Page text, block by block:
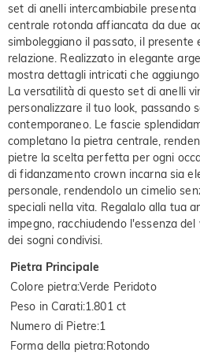
set di anelli intercambiabile
centrale rotonda affiancata da due
simboleggiano il passato, il presente
relazione. Realizzato in elegante
mostra dettagli intricati che
La versatilità di questo set di anelli
personalizzare il tuo look, passando
contemporaneo. Le fascie
completano la pietra centrale,
pietre la scelta perfetta per ogni
di fidanzamento crown incarna sia
personale, rendendolo un cimelio
speciali nella vita. Regalalo alla tua
impegno, racchiudendo l'essenza
dei sogni condivisi.
Pietra Principale
Colore pietra:Verde Peridoto
Peso in Carati:1.801 ct
Numero di Pietre:1
Forma della pietra:Rotondo